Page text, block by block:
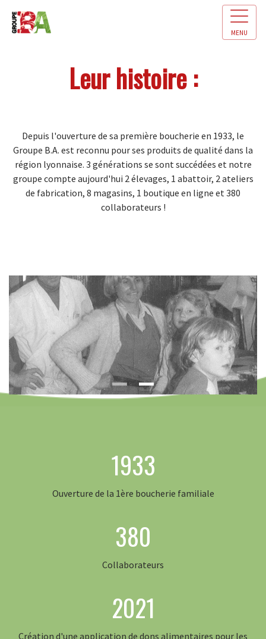
MENU
Leur histoire :
Depuis l'ouverture de sa première boucherie en 1933, le
Groupe B.A. est reconnu pour ses produits de qualité dans la
région lyonnaise. 3 générations se sont succédées et notre
groupe compte aujourd'hui 2 élevages, 1 abattoir, 2 ateliers
de fabrication, 8 magasins, 1 boutique en ligne et 380
collaborateurs !
1933
Ouverture de la 1ère boucherie familiale
380
Collaborateurs
2021
Création d'une application de dons alimentaires pour les